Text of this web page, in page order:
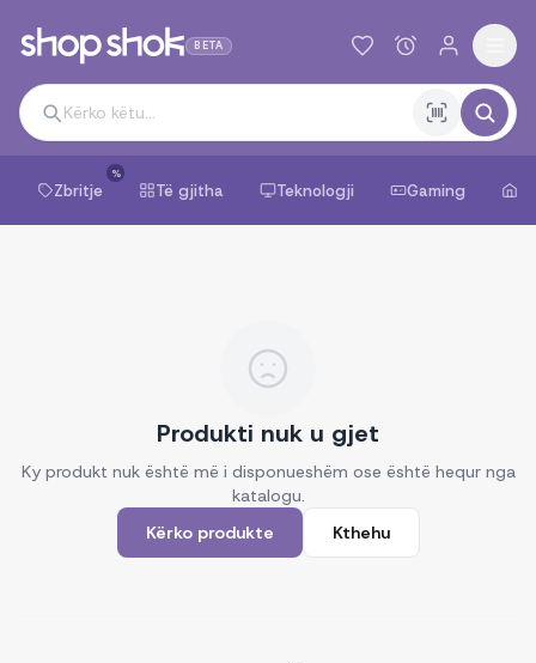
BETA
Zbritje
%
Të gjitha Teknologji Gaming
Produkti nuk u gjet
Ky produkt nuk është më i disponueshëm ose është hequr nga
katalogu.
Kërko produkte
Kthehu